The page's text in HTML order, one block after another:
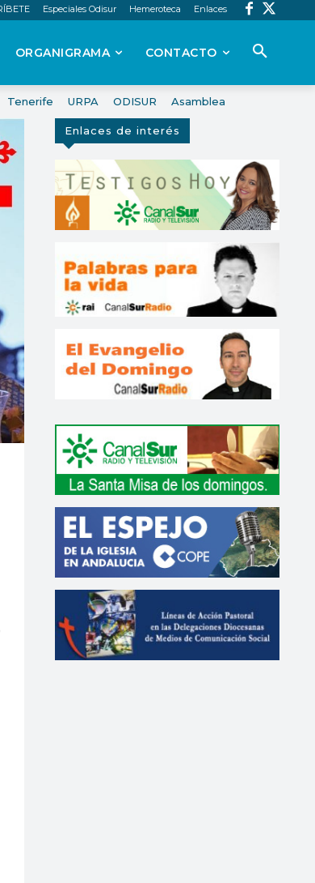
Especiales Odisur Hemeroteca Enlaces
ORGANIGRAMA CONTACTO
Tenerife URPA ODISUR Asamblea
Enlaces de interés